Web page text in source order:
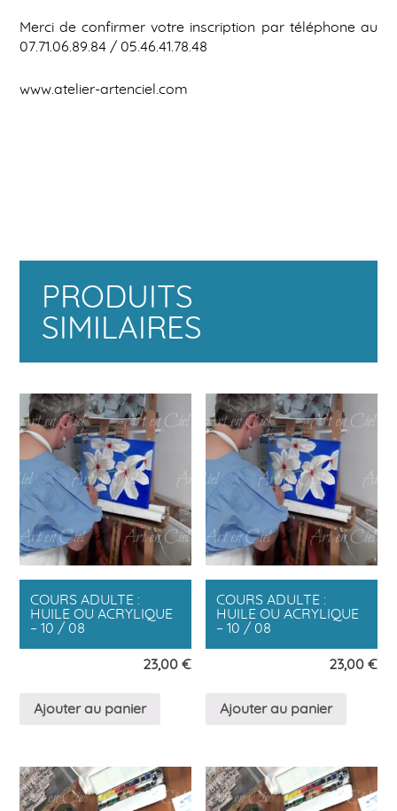
Merci de confirmer votre inscription par téléphone au
07.71.06.89.84 / 05.46.41.78.48
www.atelier-artenciel.com
PRODUITS
SIMILAIRES
COURS ADULTE :
HUILE OU ACRYLIQUE
– 10 / 08
23,00 €
Ajouter au panier
COURS ADULTE :
HUILE OU ACRYLIQUE
– 10 / 08
23,00 €
Ajouter au panier